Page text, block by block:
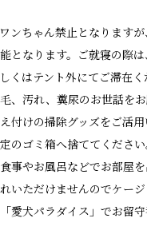
ンちゃん禁止となります
となります。ご就寝の際
くはテント外にてご滞在く
、汚れ、糞尿のお世話をお
付けの掃除グッズをご活
のゴミ箱へ捨ててください
事やお風呂などでお部屋
いただけませんのでケー
愛犬パラダイス」でお留守